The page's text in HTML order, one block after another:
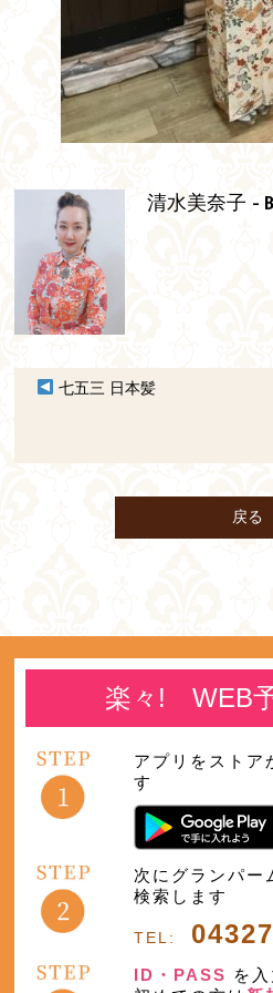
清水美奈子 -
七五三 日本髪
戻る
楽々! WEB
アプリをストア
す
次にグランパー
検索します
TEL:
ID・PASS を入